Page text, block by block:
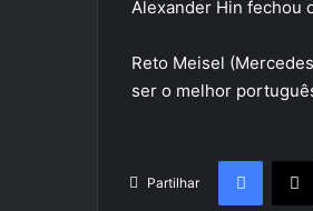
Alexander Hin fechou
Reto Meisel
ser o melhor
Partilhar